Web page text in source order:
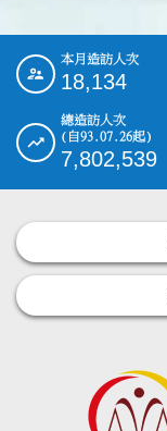
::: 本月造訪人次
18,134
總造訪人次
(自93.07.26起)
7,802,539